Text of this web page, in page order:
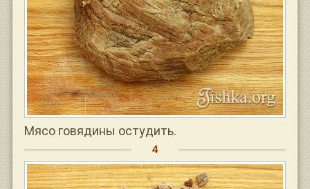
Мясо говядины остудить.